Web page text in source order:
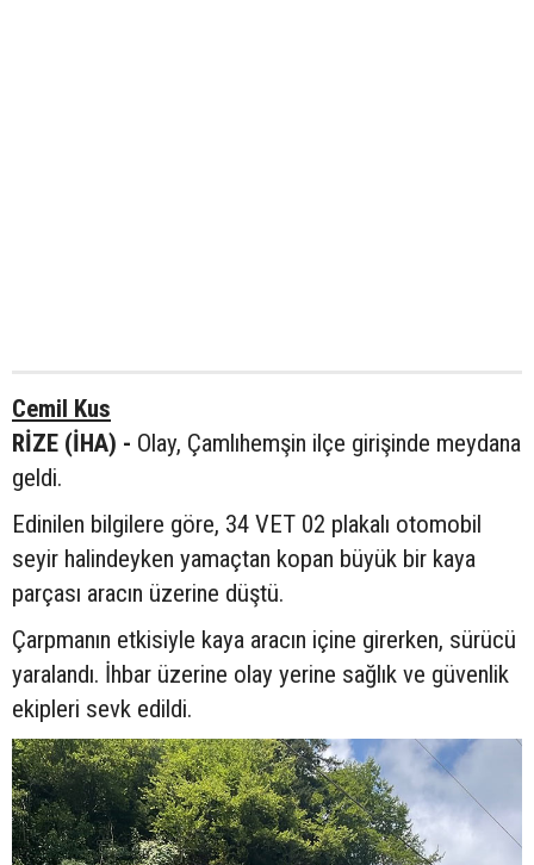
Cemil Kus
RİZE (İHA) - Olay, Çamlıhemşin ilçe girişinde meydana
geldi.
Edinilen bilgilere göre, 34 VET 02 plakalı otomobil
seyir halindeyken yamaçtan kopan büyük bir kaya
parçası aracın üzerine düştü.
Çarpmanın etkisiyle kaya aracın içine girerken, sürücü
yaralandı. İhbar üzerine olay yerine sağlık ve güvenlik
ekipleri sevk edildi.